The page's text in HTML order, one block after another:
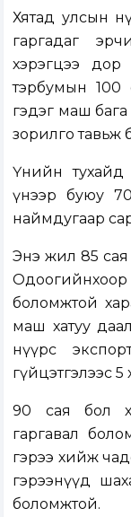
Хятад улсын
гаргадаг
хэрэгцээ дор
тэрбумын 100
гэдэг маш
зорилго тавьж
Үнийн тухайд
үнээр буюу 70
наймдугаар
Энэ жил 85 сая
боломжтой
маш хатуу
нүүрс
гүйцэтгэлээс 5
90 сая бол
гаргавал
гэрээ хийж
гэрээнүүд
боломжтой.